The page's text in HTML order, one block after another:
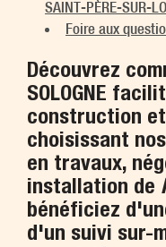
SAINT-PÈRE-SUR-
Foire aux
Découvrez
SOLOGNE
construction
choisissant
en travaux,
installation de
bénéficiez
d'un suivi sur-